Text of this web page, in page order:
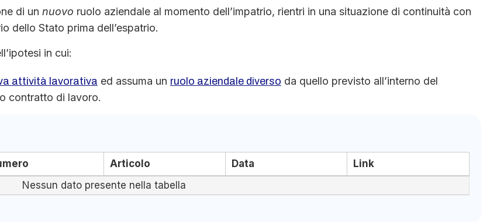
di un nuovo ruolo aziendale al momento dell’impatrio, rientri in una situazione di continuità con
dello Stato prima dell’espatrio.
in cui:
attività lavorativa ed assuma un ruolo aziendale diverso da quello previsto all’interno del
contratto di lavoro.
Articolo Data
Link
Nessun dato presente nella tabella